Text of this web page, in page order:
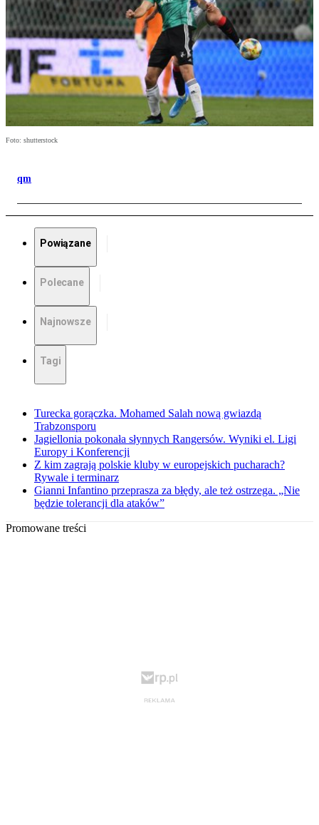
Foto: shutterstock
qm
Powiązane
Polecane
Najnowsze
Tagi
Turecka gorączka. Mohamed Salah nową gwiazdą
Trabzonsporu
Jagiellonia pokonała słynnych Rangersów. Wyniki el. Ligi
Europy i Konferencji
Z kim zagrają polskie kluby w europejskich pucharach?
Rywale i terminarz
Gianni Infantino przeprasza za błędy, ale też ostrzega. „Nie
będzie tolerancji dla ataków”
Promowane treści